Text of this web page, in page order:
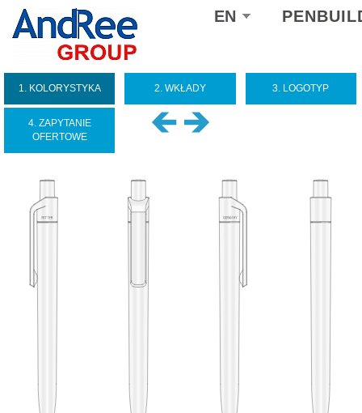
Select
yourEN
1. KOLORYSTYKA 2. WKŁADY 3. LOGOTYP
4. ZAPYTANIE
OFERTOWE